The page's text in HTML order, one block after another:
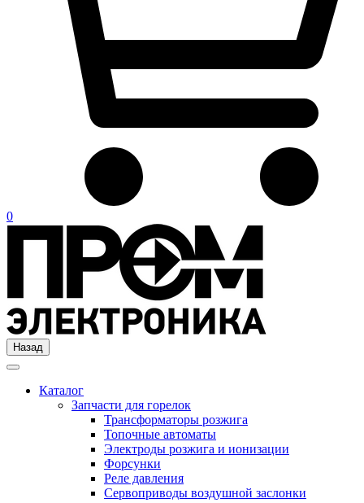
0
Назад
Каталог
Запчасти для горелок
Трансформаторы розжига
Топочные автоматы
Электроды розжига и ионизации
Форсунки
Реле давления
Сервоприводы воздушной заслонки